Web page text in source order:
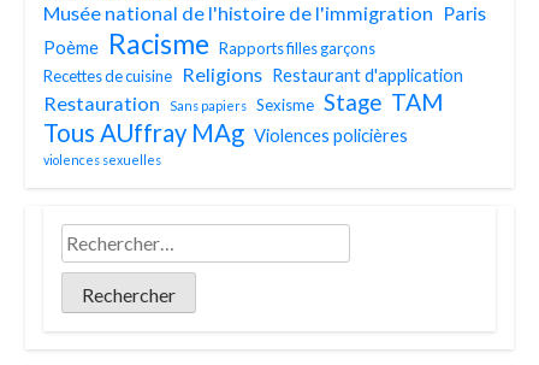
Musée national de l'histoire de l'immigration Paris
Poème Racisme Rapports filles garçons
Recettes de cuisine
Religions Restaurant d'application
Restauration Sans papiers Sexisme Stage TAM
Tous AUffray MAg Violences policières
violences sexuelles